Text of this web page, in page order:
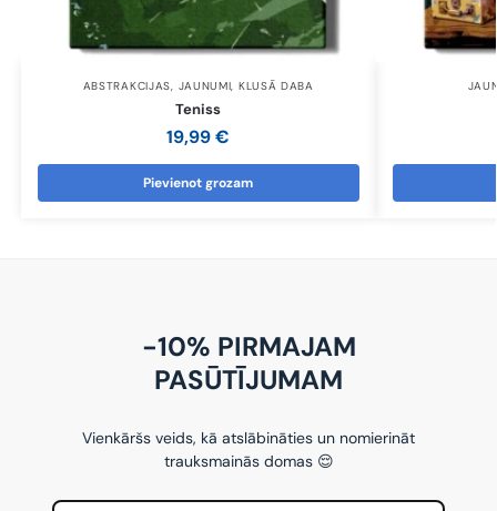
ABSTRAKCIJAS, JAUNUMI, KLUSĀ DABA
Teniss
19,99€
Pievienot grozam
-10% PIRMAJAM
PASŪTĪJUMAM
Vienkāršs veids, kā atslābināties un nomierināt
trauksmainās domas 😌